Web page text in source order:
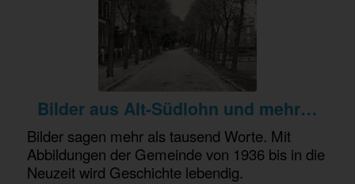
Bilder aus Alt-Südlohn und mehr…
Bilder sagen mehr als tausend Worte. Mit
Abbildungen der Gemeinde von 1936 bis in die
Neuzeit wird Geschichte lebendig.